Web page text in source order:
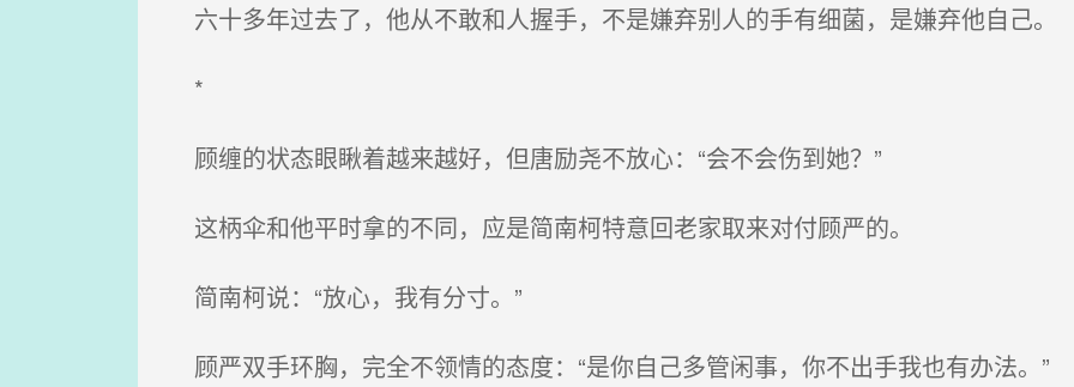
六十多年过去了，他从不敢和人握手，不是嫌弃别人的手有细菌，是嫌弃他自己。
*
顾缠的状态眼瞅着越来越好，但唐励尧不放心：“会不会伤到她？”
这柄伞和他平时拿的不同，应是简南柯特意回老家取来对付顾严的。
简南柯说：“放心，我有分寸。”
顾严双手环胸，完全不领情的态度：“是你自己多管闲事，你不出手我也有办法。”